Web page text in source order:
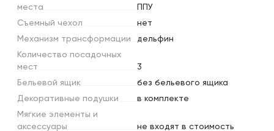
места
ППУ
Съемный чехол
нет
Механизм трансформации
дельфин
Количество посадочных
мест
3
Бельевой ящик
без бельевого ящика
Декоративные подушки
в комплекте
Мягкие элементы и
аксессуары
не входят в стоимость